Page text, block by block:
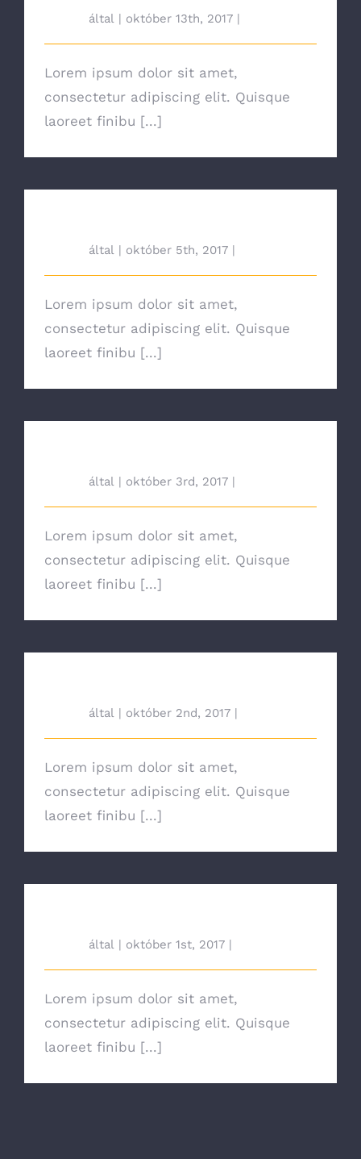
által | október 13th, 2017 |
Lorem ipsum dolor sit amet,
consectetur adipiscing elit. Quisque
laoreet finibu [...]
által | október 5th, 2017 |
Lorem ipsum dolor sit amet,
consectetur adipiscing elit. Quisque
laoreet finibu [...]
által | október 3rd, 2017 |
Lorem ipsum dolor sit amet,
consectetur adipiscing elit. Quisque
laoreet finibu [...]
által | október 2nd, 2017 |
Lorem ipsum dolor sit amet,
consectetur adipiscing elit. Quisque
laoreet finibu [...]
által | október 1st, 2017 |
Lorem ipsum dolor sit amet,
consectetur adipiscing elit. Quisque
laoreet finibu [...]